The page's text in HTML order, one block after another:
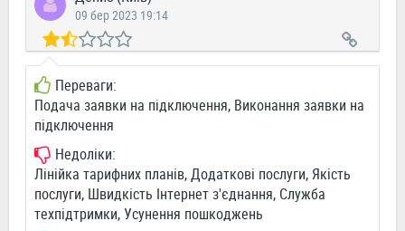
09 бер 2023 19:14
Переваги:
Подача заявки на підключення, Виконання заявки на
підключення
Недоліки:
Лінійка тарифних планів, Додаткові послуги, Якість
послуги, Швидкість Інтернет з'єднання, Служба
техпідтримки, Усунення пошкоджень